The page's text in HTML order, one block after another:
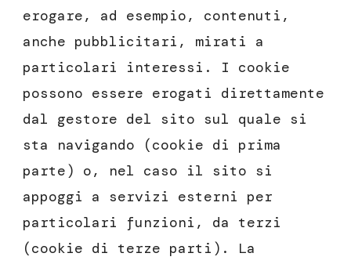
erogare, ad esempio, contenuti,
anche pubblicitari, mirati a
particolari interessi. I cookie
possono essere erogati direttamente
dal gestore del sito sul quale si
sta navigando (cookie di prima
parte) o, nel caso il sito si
appoggi a servizi esterni per
particolari funzioni, da terzi
(cookie di terze parti). La